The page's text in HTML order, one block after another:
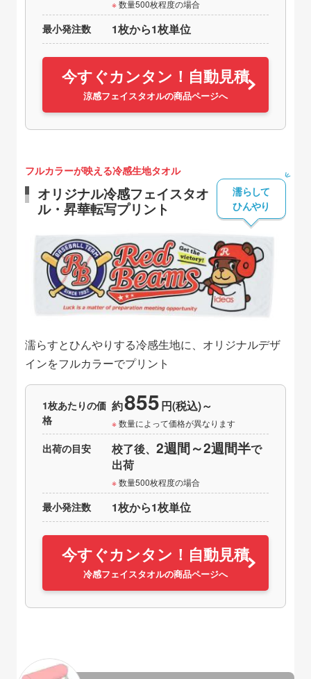
数量500枚程度の場合
最小発注数 1枚から1枚単位
今すぐカンタン！自動見積
涼感フェイスタオルの商品ページへ
フルカラーが映える冷感生地タオル
オリジナル冷感フェイスタオ
ル・昇華転写プリント
濡らして
ひんやり
濡らすとひんやりする冷感生地に、オリジナルデザ
インをフルカラーでプリント
1枚あたりの価
格
約855円(税込)～
数量によって価格が異なります
出荷の目安 校了後、2週間～2週間半で
出荷
数量500枚程度の場合
最小発注数 1枚から1枚単位
今すぐカンタン！自動見積
冷感フェイスタオルの商品ページへ